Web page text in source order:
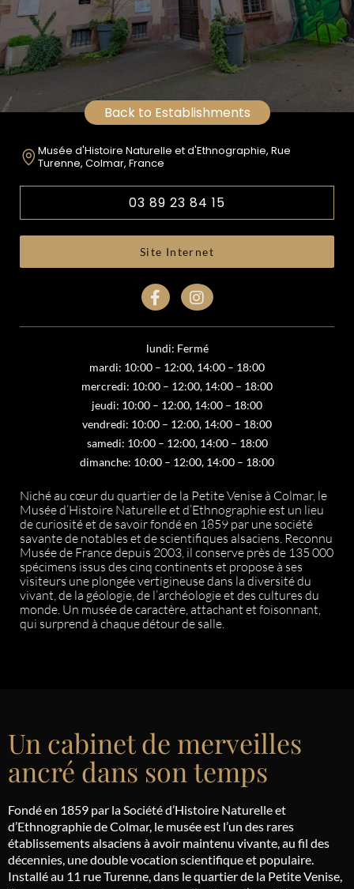
Back to Establishments
Musée d'Histoire Naturelle et d'Ethnographie, Rue
Turenne, Colmar, France
03 89 23 84 15
Site Internet
lundi: Fermé
mardi: 10:00 – 12:00, 14:00 – 18:00
mercredi: 10:00 – 12:00, 14:00 – 18:00
jeudi: 10:00 – 12:00, 14:00 – 18:00
vendredi: 10:00 – 12:00, 14:00 – 18:00
samedi: 10:00 – 12:00, 14:00 – 18:00
dimanche: 10:00 – 12:00, 14:00 – 18:00
Niché au cœur du quartier de la Petite Venise à Colmar, le
Musée d’Histoire Naturelle et d’Ethnographie est un lieu
de curiosité et de savoir fondé en 1859 par une société
savante de notables et de scientifiques alsaciens. Reconnu
Musée de France depuis 2003, il conserve près de 135 000
spécimens issus des cinq continents et propose à ses
visiteurs une plongée vertigineuse dans la diversité du
vivant, de la géologie, de l’archéologie et des cultures du
monde. Un musée de caractère, attachant et foisonnant,
qui surprend à chaque détour de salle.
Un cabinet de merveilles
ancré dans son temps
Fondé en 1859 par la Société d’Histoire Naturelle et
d’Ethnographie de Colmar, le musée est l’un des rares
établissements alsaciens à avoir maintenu vivante, au fil des
décennies, une double vocation scientifique et populaire.
Installé au 11 rue Turenne, dans le quartier de la Petite Venise,